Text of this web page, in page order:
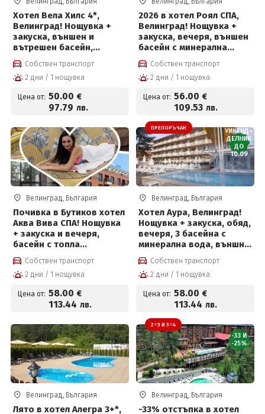
Хотел Вела Хилс 4*,
Велинград! Нощувка +
закуска, външен и
вътрешен басейн,
джакузи и СПА пакет на
цени от 50 евро на човек
Собствен транспорт
2 дни / 1 нощувка
Цена от: 50.00 €
97.79 лв.
2026 в хотел Роял СПА,
Велинград! Нощувка +
закуска, вечеря, външен
басейн с минерална
вода, термален басейн и
СПА пакет
Собствен транспорт
2 дни / 1 нощувка
Цена от: 56.00 €
109.53 лв.
Велинград, България
Почивка в Бутиков хотел
Аква Вива СПА! Нощувка
+ закуска и вечеря,
басейн с топла
минерална вода и Уелнес
пакет за 58 евро на
човек
Собствен транспорт
2 дни / 1 нощувка
Цена от: 58.00 €
113.44 лв.
ПРЕПОРЪЧАН
УИКЕНД=
ДЕЛНИК
ДО
10.09
Велинград, България
Хотел Аура, Велинград!
Нощувка + закуска, обяд,
вечеря, 3 басейна с
минерална вода, външно
джакузи, солен басейн и
Уелнес зона на цена от
58 €
Собствен транспорт
2 дни / 1 нощувка
Цена от: 58.00 €
113.44 лв.
Велинград, България
Лято в хотел Алегра 3+*,
2=3 И 3=4
-33 И
-25%
Велинград, България
-33% отстъпка в хотел